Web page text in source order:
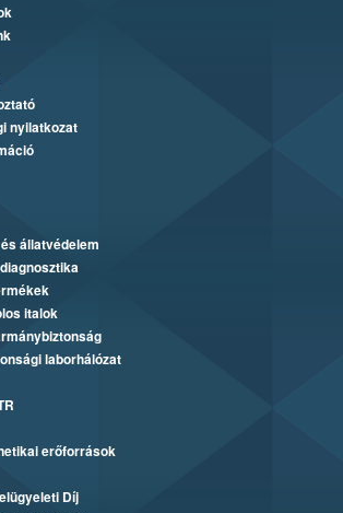
nyilatkozat
állatvédelem
italok
laborhálózat
erőforrások
Díj